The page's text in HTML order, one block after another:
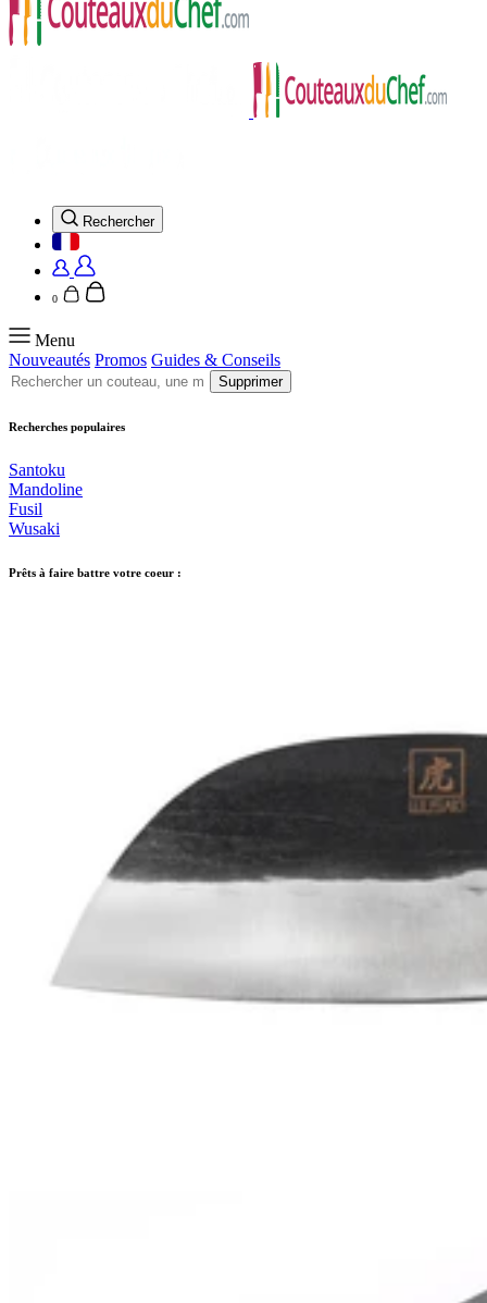
Rechercher
0
Menu
Nouveautés Promos Guides & Conseils
Supprimer
Recherches populaires
Santoku
Mandoline
Fusil
Wusaki
Prêts à faire battre votre coeur :